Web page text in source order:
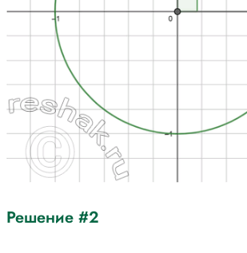
Решение #2